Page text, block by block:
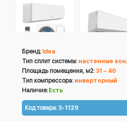
Бренд: Idea
Тип сплит системы: настенные
Площадь помещения, м2:31 – 40
Тип компрессора: инверторный
Наличие: Есть
Код товара:3-1129